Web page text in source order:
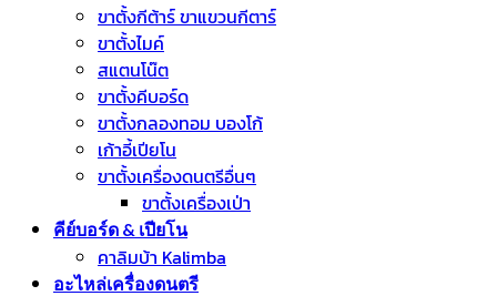
ขาตั้งกีต้าร์ ขาแขวนกีตาร์
ขาตั้งไมค์
สแตนโน๊ต
ขาตั้งคีบอร์ด
ขาตั้งกลองทอม บองโก้
เก้าอี้เปียโน
ขาตั้งเครื่องดนตรีอื่นๆ
ขาตั้งเครื่องเป่า
คีย์บอร์ด & เปียโน
คาลิมบ้า Kalimba
อะไหล่เครื่องดนตรี